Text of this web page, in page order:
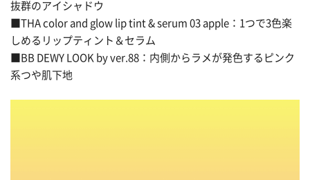
抜群のアイシャドウ
■THA color and glow lip tint & serum 03 apple：1つで3色楽
しめるリップティント＆セラム
■BB DEWY LOOK by ver.88：内側からラメが発色するピンク
系つや肌下地